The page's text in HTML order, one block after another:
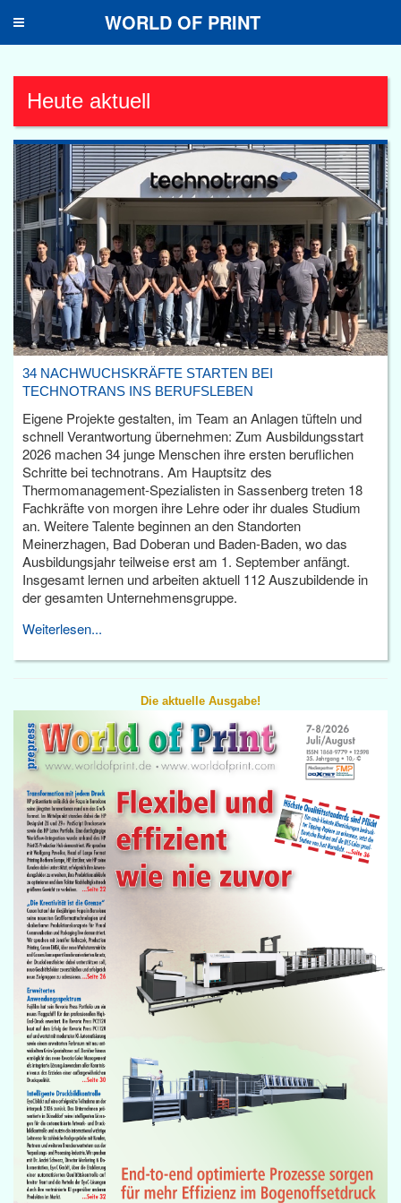
Toggle
WORLD OF PRINT
Heute aktuell
34 NACHWUCHSKRÄFTE STARTEN BEI
TECHNOTRANS INS BERUFSLEBEN
Eigene Projekte gestalten, im Team an Anlagen tüfteln und
schnell Verantwortung übernehmen: Zum Ausbildungsstart
2026 machen 34 junge Menschen ihre ersten beruflichen
Schritte bei technotrans. Am Hauptsitz des
Thermomanagement-Spezialisten in Sassenberg treten 18
Fachkräfte von morgen ihre Lehre oder ihr duales Studium
an. Weitere Talente beginnen an den Standorten
Meinerzhagen, Bad Doberan und Baden-Baden, wo das
Ausbildungsjahr teilweise erst am 1. September anfängt.
Insgesamt lernen und arbeiten aktuell 112 Auszubildende in
der gesamten Unternehmensgruppe.
Weiterlesen...
Die aktuelle Ausgabe!